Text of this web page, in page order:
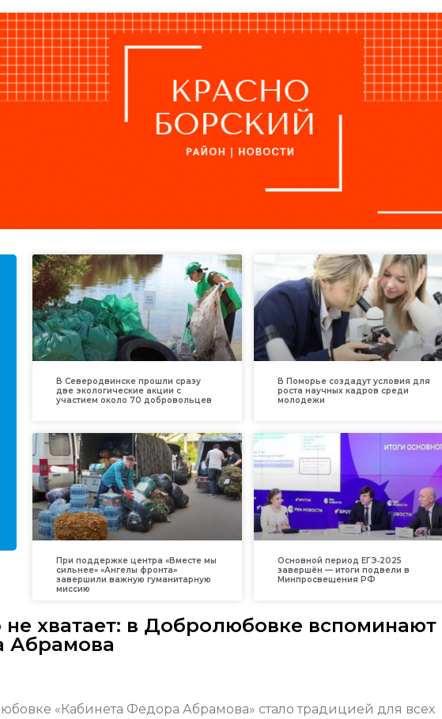
В Северодвинске прошли сразу
две экологические акции с
участием около 70 добровольцев
В Поморье создадут условия для
роста научных кадров среди
молодежи
При поддержке центра «Вместе мы
сильнее» «Ангелы фронта»
завершили важную гуманитарную
миссию
Основной период ЕГЭ‑2025
завершён — итоги подвели в
Минпросвещения РФ
не хватает: в Добролюбовке вспоминают
Абрамова
«Кабинета Федора Абрамова» стало традицией для всех